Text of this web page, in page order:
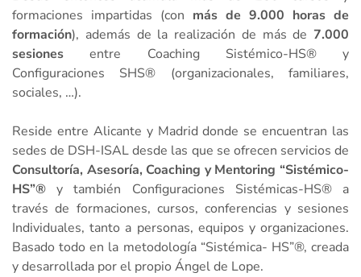
formaciones impartidas (con más de 9.000 horas de
formación), además de la realización de más de 7.000
sesiones entre Coaching Sistémico-HS® y
Configuraciones SHS® (organizacionales, familiares,
sociales, …).
Reside entre Alicante y Madrid donde se encuentran las
sedes de DSH-ISAL desde las que se ofrecen servicios de
Consultoría, Asesoría, Coaching y Mentoring “Sistémico-
HS”® y también Configuraciones Sistémicas-HS® a
través de formaciones, cursos, conferencias y sesiones
Individuales, tanto a personas, equipos y organizaciones.
Basado todo en la metodología “Sistémica- HS”®, creada
y desarrollada por el propio Ángel de Lope.